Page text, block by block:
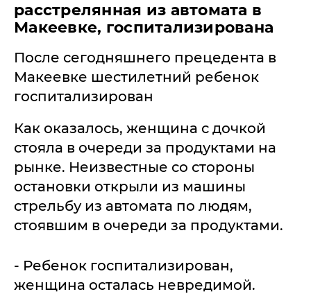
расстрелянная из автомата в
Макеевке, госпитализирована
После сегодняшнего прецедента в
Макеевке шестилетний ребенок
госпитализирован
Как оказалось, женщина с дочкой
стояла в очереди за продуктами на
рынке. Неизвестные со стороны
остановки открыли из машины
стрельбу из автомата по людям,
стоявшим в очереди за продуктами.
- Ребенок госпитализирован,
женщина осталась невредимой.